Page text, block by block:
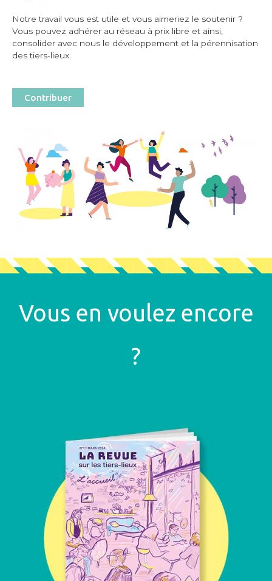
Notre travail vous est utile et vous aimeriez le soutenir ?
Vous pouvez adhérer au réseau à prix libre et ainsi,
consolider avec nous le développement et la pérennisation
des tiers-lieux.
Contribuer
Vous en voulez encore
?